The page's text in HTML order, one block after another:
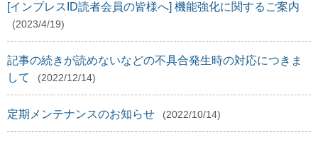
[インプレスID読者会員の皆様へ] 機能強化に関するご案内
(2023/4/19)
記事の続きが読めないなどの不具合発生時の対応につきま
して
(2022/12/14)
定期メンテナンスのお知らせ (2022/10/14)